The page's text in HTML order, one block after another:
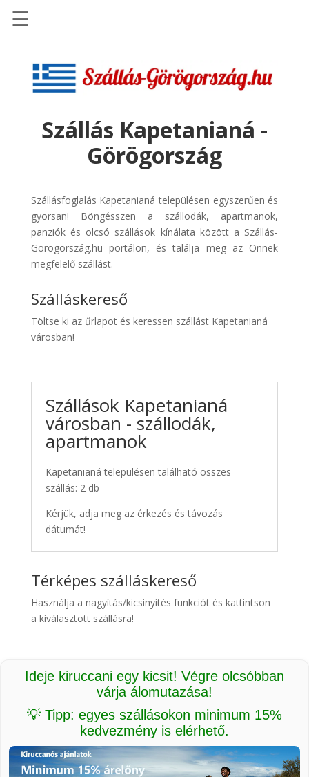
Szállások
Repülőjegy
pénzvisszatérítéssel
Discover
Cars
Transzfer
Kiwi
Taxi
☰
Szállás Kapetanianá -
Görögország
Szállásfoglalás Kapetanianá településen egyszerűen és
gyorsan! Böngésszen a szállodák, apartmanok,
panziók és olcsó szállások kínálata között a Szállás-
Görögország.hu portálon, és találja meg az Önnek
megfelelő szállást.
Szálláskereső
Töltse ki az űrlapot és keressen szállást Kapetanianá
városban!
Szállások Kapetanianá
városban - szállodák,
apartmanok
Kapetanianá településen található összes
szállás: 2 db
Kérjük, adja meg az érkezés és távozás
dátumát!
Térképes szálláskereső
Használja a nagyítás/kicsinyítés funkciót és kattintson
a kiválasztott szállásra!
Ideje kiruccani egy kicsit! Végre olcsóbban
várja álomutazása!
💡 Tipp: egyes szállásokon minimum 15%
kedvezmény is elérhető.